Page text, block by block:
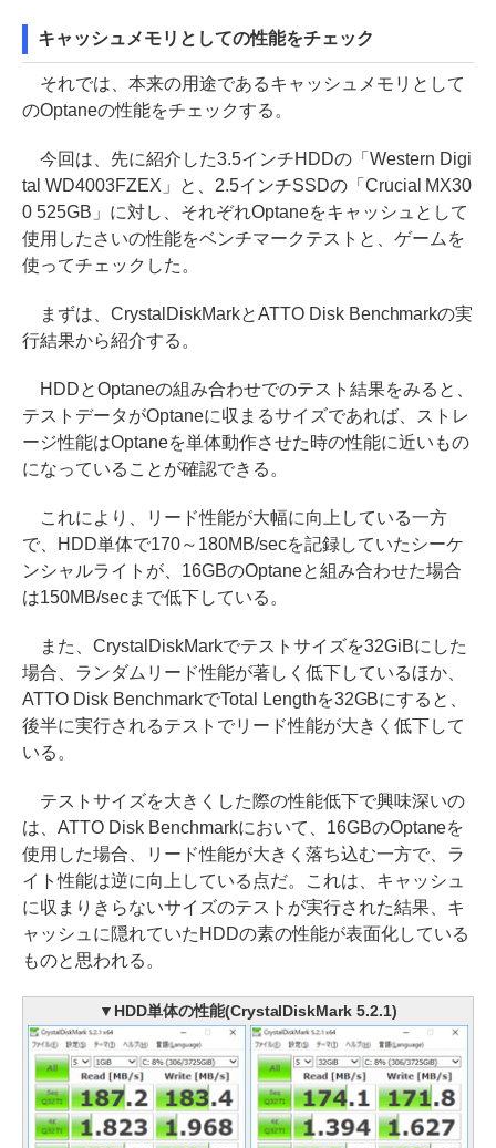
キャッシュメモリとしての性能をチェック
それでは、本来の用途であるキャッシュメモリとして
のOptaneの性能をチェックする。
今回は、先に紹介した3.5インチHDDの「Western Digi
tal WD4003FZEX」と、2.5インチSSDの「Crucial MX30
0 525GB」に対し、それぞれOptaneをキャッシュとして
使用したさいの性能をベンチマークテストと、ゲームを
使ってチェックした。
まずは、CrystalDiskMarkとATTO Disk Benchmarkの実
行結果から紹介する。
HDDとOptaneの組み合わせでのテスト結果をみると、
テストデータがOptaneに収まるサイズであれば、ストレ
ージ性能はOptaneを単体動作させた時の性能に近いもの
になっていることが確認できる。
これにより、リード性能が大幅に向上している一方
で、HDD単体で170～180MB/secを記録していたシーケ
ンシャルライトが、16GBのOptaneと組み合わせた場合
は150MB/secまで低下している。
また、CrystalDiskMarkでテストサイズを32GiBにした
場合、ランダムリード性能が著しく低下しているほか、
ATTO Disk BenchmarkでTotal Lengthを32GBにすると、
後半に実行されるテストでリード性能が大きく低下して
いる。
テストサイズを大きくした際の性能低下で興味深いの
は、ATTO Disk Benchmarkにおいて、16GBのOptaneを
使用した場合、リード性能が大きく落ち込む一方で、ラ
イト性能は逆に向上している点だ。これは、キャッシュ
に収まりきらないサイズのテストが実行された結果、キ
ャッシュに隠れていたHDDの素の性能が表面化している
ものと思われる。
▼HDD単体の性能(CrystalDiskMark 5.2.1)